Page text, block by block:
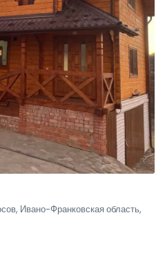
Ивано-Франковская область,